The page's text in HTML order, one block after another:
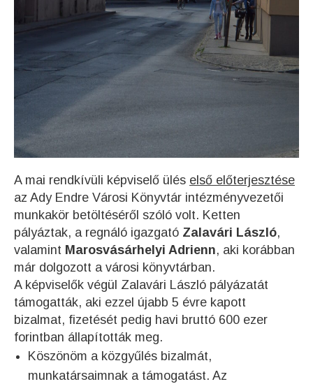
A mai rendkívüli képviselő ülés első előterjesztése
az Ady Endre Városi Könyvtár intézményvezetői
munkakör betöltéséről szóló volt. Ketten
pályáztak, a regnáló igazgató Zalavári László,
valamint Marosvásárhelyi Adrienn, aki korábban
már dolgozott a városi könyvtárban.
A képviselők végül Zalavári László pályázatát
támogatták, aki ezzel újabb 5 évre kapott
bizalmat, fizetését pedig havi bruttó 600 ezer
forintban állapították meg.
Köszönöm a közgyűlés bizalmát,
munkatársaimnak a támogatást. Az